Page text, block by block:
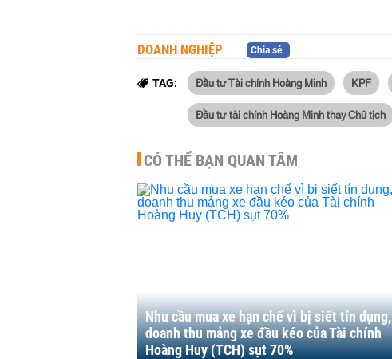
DOANH NGHIỆP Chia sẻ
TAG: Đầu tư Tài chính Hoàng Minh KPF
Đầu tư tài chính Hoàng Minh thay Chủ tịch
CÓ THỂ BẠN QUAN TÂM
Nhu cầu mua xe hạn chế vì bị siết tín dụng,
doanh thu mảng xe đầu kéo của Tài chính
Hoàng Huy (TCH) sụt 70%